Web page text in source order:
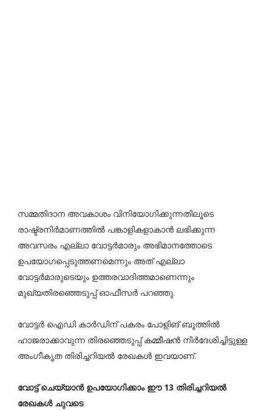
സമ്മതിദാന അവകാശം വിനിയോഗിക്കുന്നതിലൂടെ
രാഷ്ട്രനിർമാണത്തിൽ പങ്കാളികളാകാൻ ലഭിക്കുന്ന
അവസരം എല്ലാ വോട്ടർമാരും അഭിമാനത്തോടെ
ഉപയോഗപ്പെടുത്തണമെന്നും അത് എല്ലാ
വോട്ടർമാരുടെയും ഉത്തരവാദിത്തമാണെന്നും
മുഖ്യതിരഞ്ഞെടുപ്പ് ഓഫീസർ പറഞ്ഞു.
വോട്ടർ ഐഡി കാർഡിന് പകരം പോളിങ് ബൂത്തിൽ
ഹാജരാക്കാവുന്ന തിരഞ്ഞെടുപ്പ് കമ്മീഷൻ നിർദേശിച്ചിട്ടുള്ള
അംഗീകൃത തിരിച്ചറിയൽ രേഖകൾ ഇവയാണ്.
വോട്ട് ചെയ്യാൻ ഉപയോഗിക്കാം ഈ 13 തിരിച്ചറിയൽ
രേഖകൾ ചുവടെ